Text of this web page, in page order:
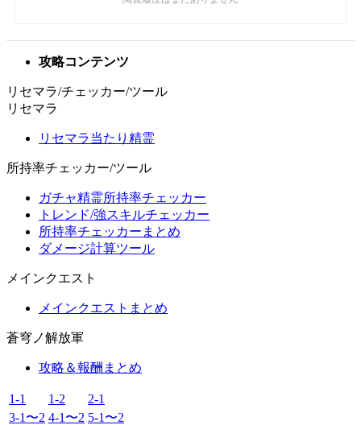
攻略コンテンツ
リセマラ/チェッカー/ツール
リセマラ
リセマラ当たり精霊
所持率チェッカー/ツール
ガチャ精霊所持率チェッカー
トレンド/強スキルチェッカー
所持率チェッカーまとめ
ダメージ計算ツール
メインクエスト
メインクエストまとめ
蒼穹ノ解放軍
攻略＆報酬まとめ
1-1 1-2
2-1
3-1〜2 4-1〜2 5-1〜2